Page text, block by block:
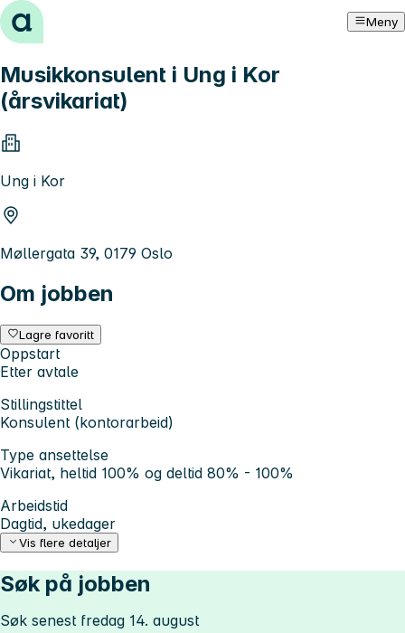
Hopp til innhold Meny
Musikkonsulent i Ung i Kor
(årsvikariat)
Ung i Kor
Møllergata 39, 0179 Oslo
Om jobben
Lagre favoritt
Oppstart
Etter avtale
Stillingstittel
Konsulent (kontorarbeid)
Type ansettelse
Vikariat, heltid 100% og deltid 80% - 100%
Arbeidstid
Dagtid, ukedager
Vis flere detaljer
Søk på jobben
Søk senest fredag 14. august